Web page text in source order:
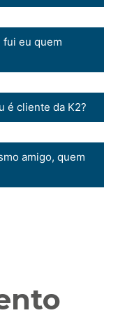
fui eu quem
é cliente da K2?
amigo, quem